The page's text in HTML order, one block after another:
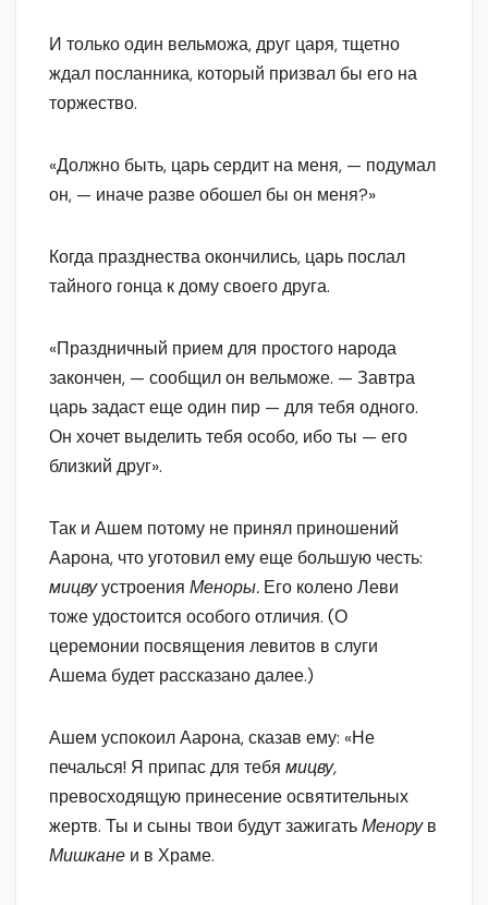
И только один вельможа, друг царя, тщетно
ждал посланника, который призвал бы его на
торжество.
«Должно быть, царь сердит на меня, — подумал
он, — иначе разве обошел бы он меня?»
Когда празднества окончились, царь послал
тайного гонца к дому своего друга.
«Праздничный прием для простого народа
закончен, — сообщил он вельможе. — Завтра
царь задаст еще один пир — для тебя одного.
Он хочет выделить тебя особо, ибо ты — его
близкий друг».
Так и Ашем потому не принял приношений
Аарона, что уготовил ему еще большую честь:
мицвуустроения Меноры. Его колено Леви
тоже удостоится особого отличия. (О
церемонии посвящения левитов в слуги
Ашема будет рассказано далее.)
Ашем успокоил Аарона, сказав ему: «Не
печалься! Я припас для тебя мицву,
превосходящую принесение освятительных
жертв. Ты и сыны твои будут зажигатьМенорув
Мишкане и в Храме.